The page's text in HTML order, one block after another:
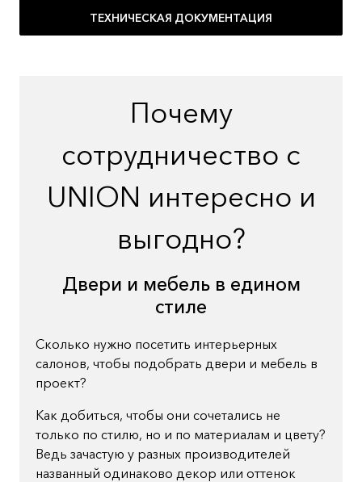
ТЕХНИЧЕСКАЯ ДОКУМЕНТАЦИЯ
Почему
сотрудничество с
UNION интересно и
выгодно?
Двери и мебель в едином
стиле
Сколько нужно посетить интерьерных
салонов, чтобы подобрать двери и мебель в
проект?
Как добиться, чтобы они сочетались не
только по стилю, но и по материалам и цвету?
Ведь зачастую у разных производителей
названный одинаково декор или оттенок